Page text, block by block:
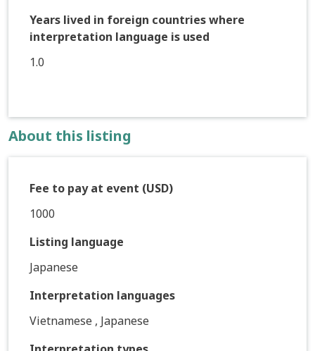
Years lived in foreign countries where
interpretation language is used
1.0
About this listing
Fee to pay at event (USD)
1000
Listing language
Japanese
Interpretation languages
Vietnamese , Japanese